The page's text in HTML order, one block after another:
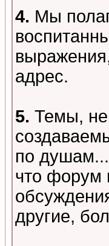
4. Мы
адрес.
5. Темы,
по
что форум
другие,